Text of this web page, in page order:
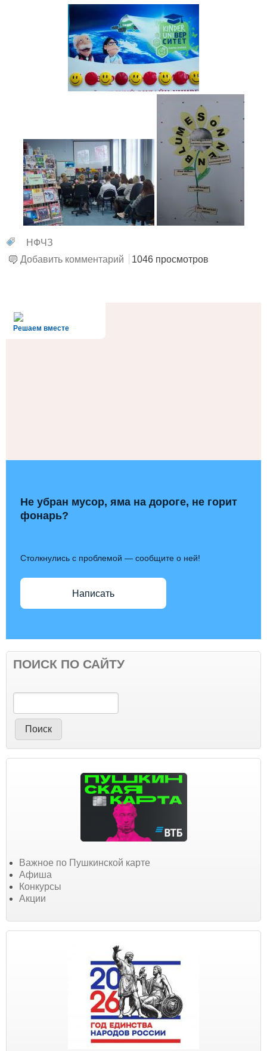
НФЧЗ
Добавить комментарий
1046 просмотров
Решаем вместе
Не убран мусор, яма на дороге, не горит
фонарь?
Столкнулись с проблемой — сообщите о ней!
Написать
ПОИСК ПО САЙТУ
Поиск
Важное по Пушкинской карте
Афиша
Конкурсы
Акции